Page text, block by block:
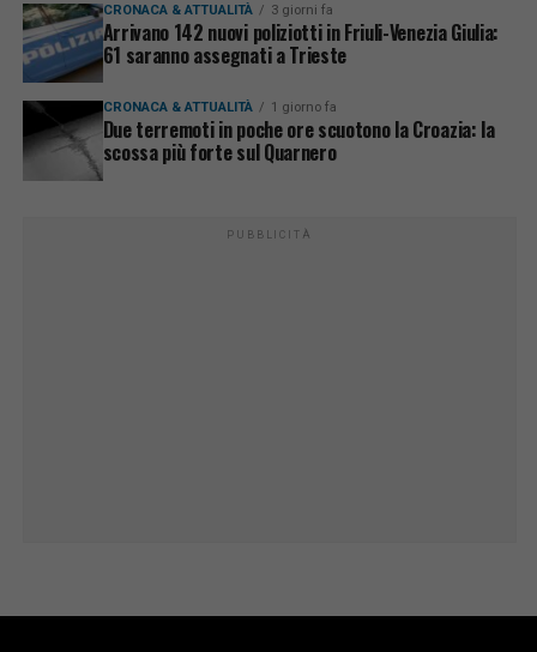
CRONACA & ATTUALITÀ 3 giorni fa
Arrivano 142 nuovi poliziotti in Friuli-Venezia Giulia:
61 saranno assegnati a Trieste
CRONACA & ATTUALITÀ 1 giorno fa
Due terremoti in poche ore scuotono la Croazia: la
scossa più forte sul Quarnero
PUBBLICITÀ